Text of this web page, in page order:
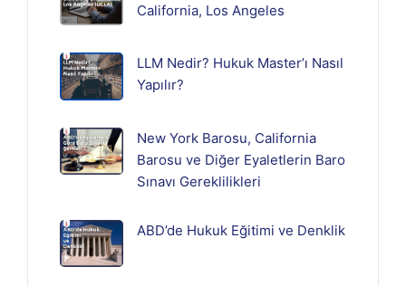
California, Los Angeles
LLM Nedir? Hukuk Master’ı Nasıl
Yapılır?
New York Barosu, California
Barosu ve Diğer Eyaletlerin Baro
Sınavı Gereklilikleri
ABD’de Hukuk Eğitimi ve Denklik